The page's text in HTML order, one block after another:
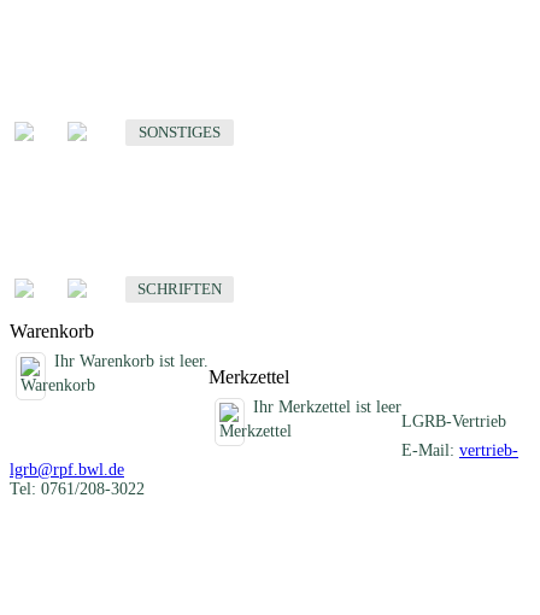
SONSTIGES
SCHRIFTEN
Warenkorb
Ihr Warenkorb ist leer.
Merkzettel
Ihr Merkzettel ist leer
LGRB-Vertrieb
E-Mail: vertrieb-
lgrb@rpf.bwl.de
Tel: 0761/208-3022